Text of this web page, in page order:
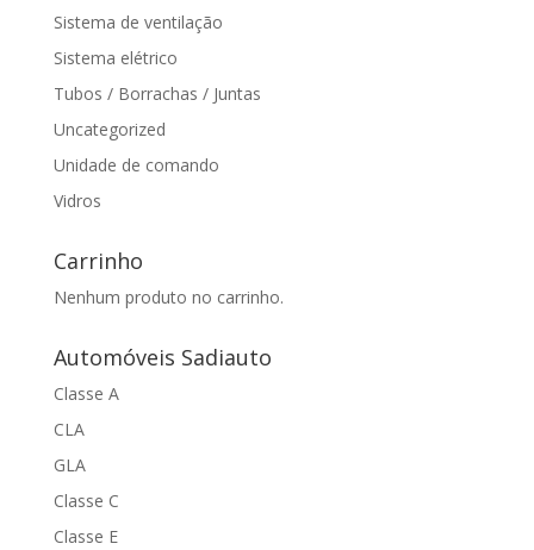
Sistema de ventilação
Sistema elétrico
Tubos / Borrachas / Juntas
Uncategorized
Unidade de comando
Vidros
Carrinho
Nenhum produto no carrinho.
Automóveis Sadiauto
Classe A
CLA
GLA
Classe C
Classe E